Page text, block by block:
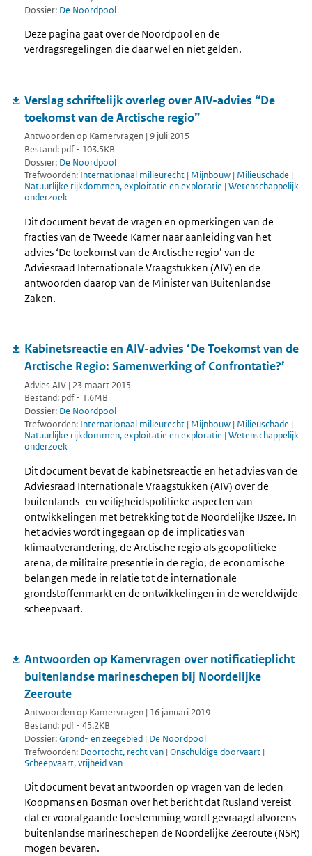
Dossier: De Noordpool
Deze pagina gaat over de Noordpool en de
verdragsregelingen die daar wel en niet gelden.
Verslag schriftelijk overleg over AIV-advies “De
toekomst van de Arctische regio”
Antwoorden op Kamervragen | 9 juli 2015
Bestand: pdf - 103.5KB
Dossier: De Noordpool
Trefwoorden: Internationaal milieurecht | Mijnbouw | Milieuschade |
Natuurlijke rijkdommen, exploitatie en exploratie | Wetenschappelijk
onderzoek
Dit document bevat de vragen en opmerkingen van de
fracties van de Tweede Kamer naar aanleiding van het
advies ‘De toekomst van de Arctische regio’ van de
Adviesraad Internationale Vraagstukken (AIV) en de
antwoorden daarop van de Minister van Buitenlandse
Zaken.
Kabinetsreactie en AIV-advies ‘De Toekomst van de
Arctische Regio: Samenwerking of Confrontatie?’
Advies AIV | 23 maart 2015
Bestand: pdf - 1.6MB
Dossier: De Noordpool
Trefwoorden: Internationaal milieurecht | Mijnbouw | Milieuschade |
Natuurlijke rijkdommen, exploitatie en exploratie | Wetenschappelijk
onderzoek
Dit document bevat de kabinetsreactie en het advies van de
Adviesraad Internationale Vraagstukken (AIV) over de
buitenlands- en veiligheidspolitieke aspecten van
ontwikkelingen met betrekking tot de Noordelijke IJszee. In
het advies wordt ingegaan op de implicaties van
klimaatverandering, de Arctische regio als geopolitieke
arena, de militaire presentie in de regio, de economische
belangen mede in relatie tot de internationale
grondstoffenmarkt en de ontwikkelingen in de wereldwijde
scheepvaart.
Antwoorden op Kamervragen over notificatieplicht
buitenlandse marineschepen bij Noordelijke
Zeeroute
Antwoorden op Kamervragen | 16 januari 2019
Bestand: pdf - 45.2KB
Dossier:Grond- en zeegebied | De Noordpool
Trefwoorden: Doortocht, recht van | Onschuldige doorvaart |
Scheepvaart, vrijheid van
Dit document bevat antwoorden op vragen van de leden
Koopmans en Bosman over het bericht dat Rusland vereist
dat er voorafgaande toestemming wordt gevraagd alvorens
buitenlandse marineschepen de Noordelijke Zeeroute (NSR)
mogen bevaren.